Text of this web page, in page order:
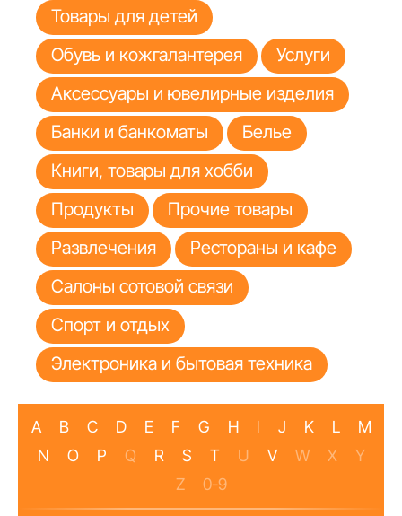
Товары для детей
Обувь и кожгалантерея
Услуги
Аксессуары и ювелирные изделия
Банки и банкоматы
Белье
Книги, товары для хобби
Продукты
Прочие товары
Развлечения
Рестораны и кафе
Салоны сотовой связи
Спорт и отдых
Электроника и бытовая техника
A B C D E F G H I J K L
M
N
O P Q R S T U V W X
Y
Z
0-9